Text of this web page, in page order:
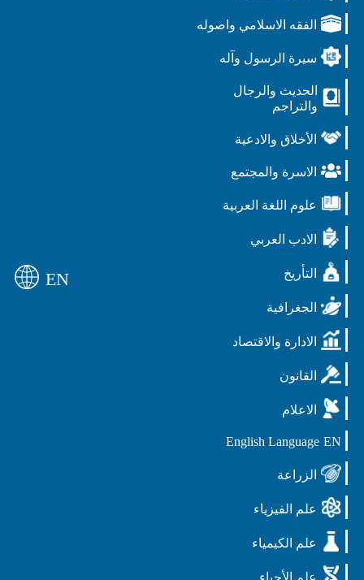
الفقه الاسلامي واصوله
سيرة الرسول وآله
الحديث والرجال
والتراجم
الأخلاق والادعية
الاسرة والمجتمع
علوم اللغة العربية
الادب العربي
التأريخ
الجغرافية
الادارة والاقتصاد
القانون
الاعلام
EN
English Language
الزراعة
علم الفيزياء
علم الكيمياء
علم الأحياء
EN